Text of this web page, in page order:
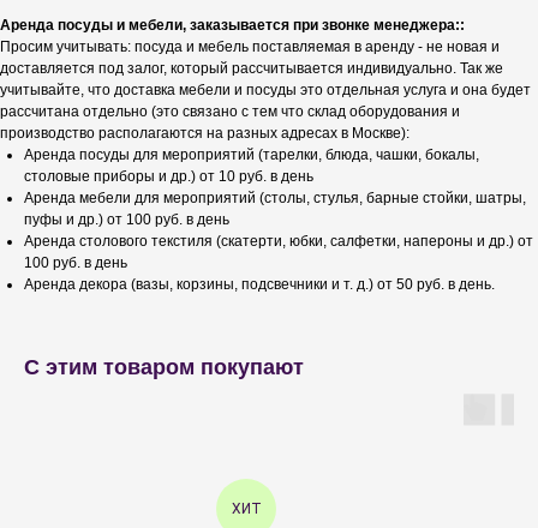
Аренда посуды и мебели, заказывается при звонке менеджера::
Просим учитывать: посуда и мебель поставляемая в аренду - не новая и
доставляется под залог, который рассчитывается индивидуально. Так же
учитывайте, что доставка мебели и посуды это отдельная услуга и она будет
рассчитана отдельно (это связано с тем что склад оборудования и
производство располагаются на разных адресах в Москве):
Аренда посуды для мероприятий (тарелки, блюда, чашки, бокалы,
столовые приборы и др.) от 10 руб. в день
Аренда мебели для мероприятий (столы, стулья, барные стойки, шатры,
пуфы и др.) от 100 руб. в день
Аренда столового текстиля (скатерти, юбки, салфетки, напероны и др.) от
100 руб. в день
Аренда декора (вазы, корзины, подсвечники и т. д.) от 50 руб. в день.
С этим товаром покупают
ХИТ